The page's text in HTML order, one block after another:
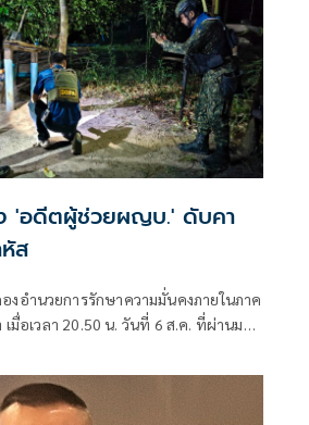
'อดีตผู้ช่วยผญบ.' ดับคา
ส
อำนวยการรักษาความมั่นคงภายในภาค
เมื่อเวลา 20.50 น. วันที่ 6 ส.ค. ที่ผ่านมา
บ้านหมู่ที่ 5